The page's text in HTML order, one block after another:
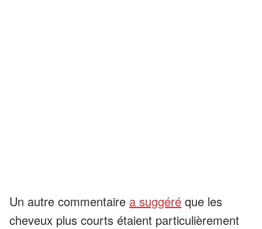
Un autre commentaire a suggéré que les
cheveux plus courts étaient particulièrement